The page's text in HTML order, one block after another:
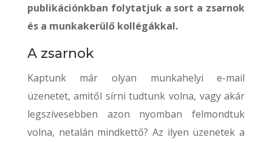
publikációnkban folytatjuk a sort a zsarnok
és a munkakerülő kollégákkal.
A zsarnok
Kaptunk már olyan munkahelyi e-mail
üzenetet, amitől sírni tudtunk volna, vagy akár
legszívesebben azon nyomban felmondtuk
volna, netalán mindkettő? Az ilyen üzenetek a